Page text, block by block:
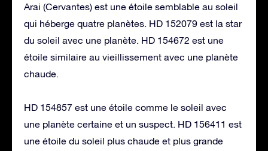
Arai (Cervantes) est une étoile semblable au soleil
qui héberge quatre planètes. HD 152079 est la star
du soleil avec une planète. HD 154672 est une
étoile similaire au vieillissement avec une planète
chaude.
HD 154857 est une étoile comme le soleil avec
une planète certaine et un suspect. HD 156411 est
une étoile du soleil plus chaude et plus grande